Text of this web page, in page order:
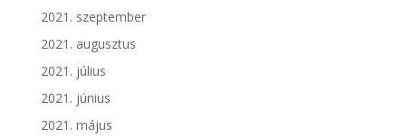
2021. szeptember
2021. augusztus
2021. július
2021. június
2021. május